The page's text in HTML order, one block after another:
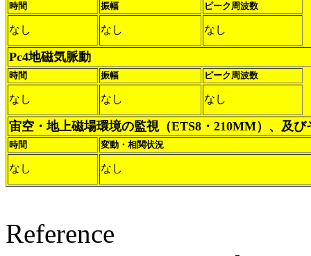
時間 振幅 ピーク周波数
なし なし なし
Pc4地磁気脈動
時間 振幅 ピーク周波数
なし なし なし
宙空・地上磁場環境の監視（ETS8・210MM）、及び
時間 変動・相関状況
なし なし
Reference